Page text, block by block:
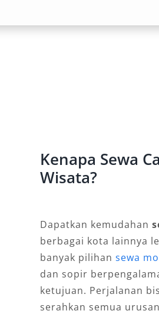
dan
Kenapa Sewa
Wisata?
Dapatkan kemudahan
berbagai kota lainnya
banyak pilihansewa
dan sopir
ketujuan. Perjalanan
serahkan semua